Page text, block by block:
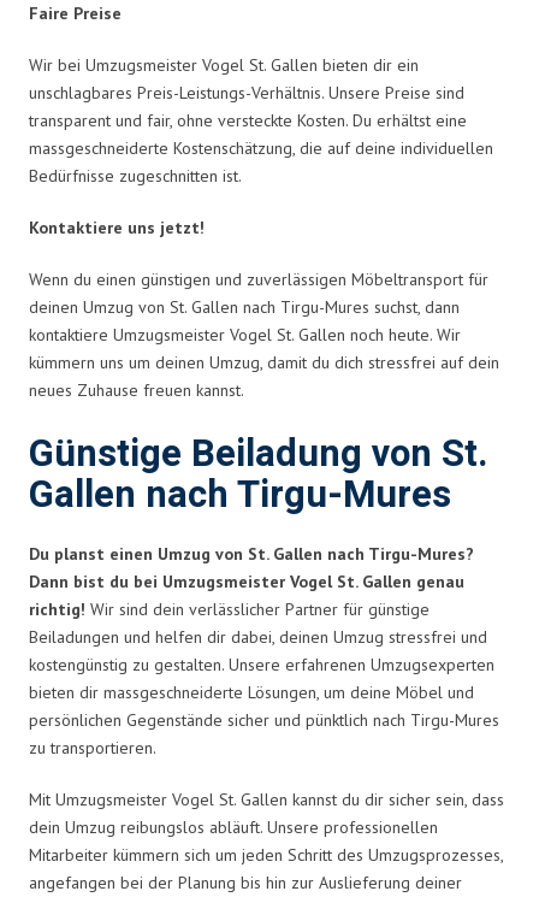
Faire Preise
Wir bei Umzugsmeister Vogel St. Gallen bieten dir ein
unschlagbares Preis-Leistungs-Verhältnis. Unsere Preise sind
transparent und fair, ohne versteckte Kosten. Du erhältst eine
massgeschneiderte Kostenschätzung, die auf deine individuellen
Bedürfnisse zugeschnitten ist.
Kontaktiere uns jetzt!
Wenn du einen günstigen und zuverlässigen Möbeltransport für
deinen Umzug von St. Gallen nach Tirgu-Mures suchst, dann
kontaktiere Umzugsmeister Vogel St. Gallen noch heute. Wir
kümmern uns um deinen Umzug, damit du dich stressfrei auf dein
neues Zuhause freuen kannst.
Günstige Beiladung von St.
Gallen nach Tirgu-Mures
Du planst einen Umzug von St. Gallen nach Tirgu-Mures?
Dann bist du bei Umzugsmeister Vogel St. Gallen genau
richtig! Wir sind dein verlässlicher Partner für günstige
Beiladungen und helfen dir dabei, deinen Umzug stressfrei und
kostengünstig zu gestalten. Unsere erfahrenen Umzugsexperten
bieten dir massgeschneiderte Lösungen, um deine Möbel und
persönlichen Gegenstände sicher und pünktlich nach Tirgu-Mures
zu transportieren.
Mit Umzugsmeister Vogel St. Gallen kannst du dir sicher sein, dass
dein Umzug reibungslos abläuft. Unsere professionellen
Mitarbeiter kümmern sich um jeden Schritt des Umzugsprozesses,
angefangen bei der Planung bis hin zur Auslieferung deiner